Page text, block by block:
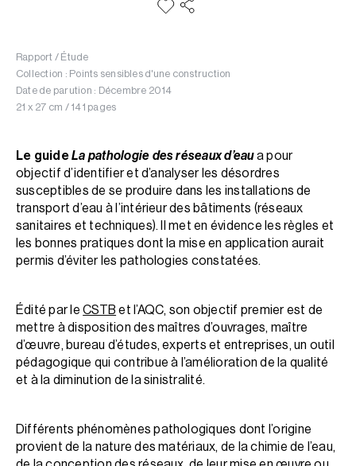
Rapport / Étude
Collection : Points sensibles d'une construction
Date de parution : Décembre 2014
21 x 27 cm / 141 pages
Le guideLa pathologie des réseaux d’eau a pour
objectif d’identifier et d’analyser les désordres
susceptibles de se produire dans les installations de
transport d’eau à l’intérieur des bâtiments (réseaux
sanitaires et techniques). Il met en évidence les règles et
les bonnes pratiques dont la mise en application aurait
permis d’éviter les pathologies constatées.
Édité par leCSTB et l’AQC, son objectif premier est de
mettre à disposition des maîtres d’ouvrages, maître
d’œuvre, bureau d’études, experts et entreprises, un outil
pédagogique qui contribue à l’amélioration de la qualité
et à la diminution de la sinistralité.
Différents phénomènes pathologiques dont l’origine
provient de la nature des matériaux, de la chimie de l’eau,